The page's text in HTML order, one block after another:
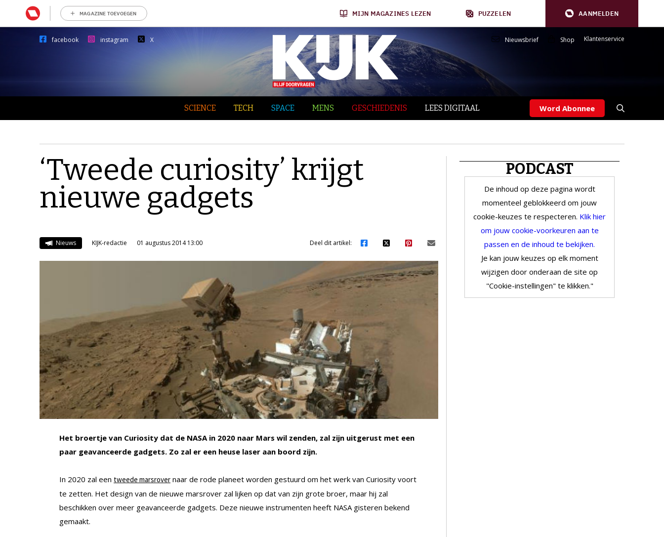
MAGAZINE TOEVOEGEN MIJN MAGAZINES LEZEN PUZZELEN AANMELDEN
facebook instagram X Nieuwsbrief Shop Klantenservice
SCIENCE TECH SPACE MENS GESCHIEDENIS LEES DIGITAAL Word Abonnee
‘Tweede curiosity’ krijgt
nieuwe gadgets
Nieuws KIJK-redactie 01 augustus 2014 13:00 Deel dit artikel:
Het broertje van Curiosity dat de NASA in 2020 naar Mars wil zenden, zal zijn uitgerust met een
paar geavanceerde gadgets. Zo zal er een heuse laser aan boord zijn.
In 2020 zal een tweede marsrover naar de rode planeet worden gestuurd om het werk van Curiosity voort
te zetten. Het design van de nieuwe marsrover zal lijken op dat van zijn grote broer, maar hij zal
beschikken over meer geavanceerde gadgets. Deze nieuwe instrumenten heeft NASA gisteren bekend
gemaakt.
PODCAST
De inhoud op deze pagina wordt
momenteel geblokkeerd om jouw
cookie-keuzes te respecteren. Klik hier
om jouw cookie-voorkeuren aan te
passen en de inhoud te bekijken.
Je kan jouw keuzes op elk moment
wijzigen door onderaan de site op
"Cookie-instellingen" te klikken."